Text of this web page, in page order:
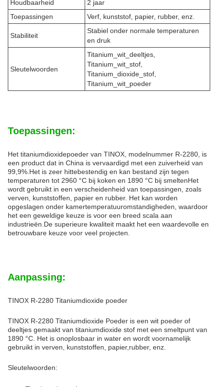
Houdbaarheid
2 jaar
Toepassingen
Verf, kunststof, papier, rubber, enz.
Stabiliteit
Stabiel onder normale temperaturen
en druk
Sleutelwoorden
Titanium_wit_deeltjes,
Titanium_wit_stof,
Titanium_dioxide_stof,
Titanium_wit_poeder
Toepassingen:
Het titaniumdioxidepoeder van TINOX, modelnummer R-2280, is
een product dat in China is vervaardigd met een zuiverheid van
99,9%.Het is zeer hittebestendig en kan bestand zijn tegen
temperaturen tot 2960 °C bij koken en 1890 °C bij smeltenHet
wordt gebruikt in een verscheidenheid van toepassingen, zoals
verven, kunststoffen, papier en rubber. Het kan worden
opgeslagen onder kamertemperatuuromstandigheden, waardoor
het een geweldige keuze is voor een breed scala aan
industrieën.De superieure kwaliteit maakt het een waardevolle en
betrouwbare keuze voor veel projecten.
Aanpassing:
TINOX R-2280 Titaniumdioxide poeder
TINOX R-2280 Titaniumdioxide Poeder is een wit poeder of
deeltjes gemaakt van titaniumdioxide stof met een smeltpunt van
1890 °C. Het is onoplosbaar in water en wordt voornamelijk
gebruikt in verven, kunststoffen, papier,rubber, enz.
Sleutelwoorden: